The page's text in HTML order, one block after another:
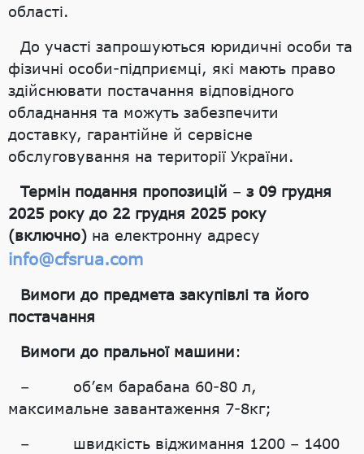
області.
До участі запрошуються юридичні особи та
фізичні особи-підприємці, які мають право
здійснювати постачання відповідного
обладнання та можуть забезпечити
доставку, гарантійне й сервісне
обслуговування на території України.
Термін подання пропозицій – з 09 грудня
2025 року до 22 грудня 2025 року
(включно) на електронну адресу
info@cfsrua.com
Вимоги до предмета закупівлі та його
постачання
Вимоги до пральної машини:
– об’єм барабана 60-80 л,
максимальне завантаження 7-8кг;
– швидкість віджимання 1200 – 1400